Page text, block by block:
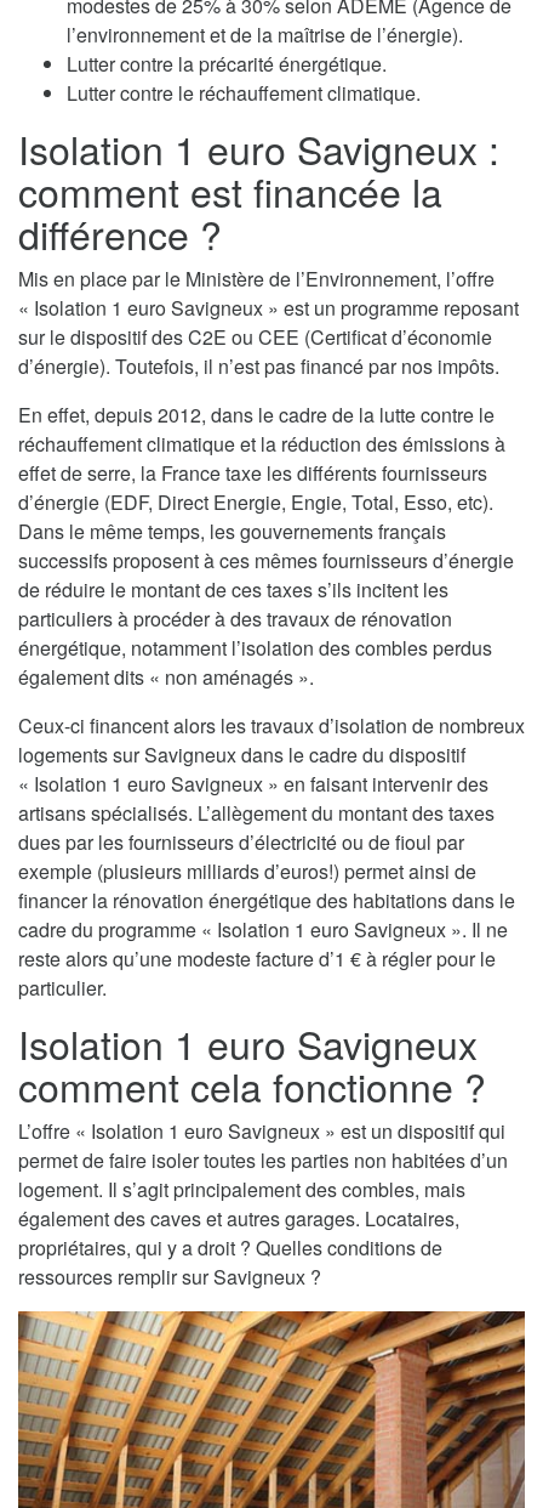
l’environnement et de la maîtrise de l’énergie).
Lutter contre la précarité énergétique.
Lutter contre le réchauffement climatique.
Isolation 1 euro Savigneux :
comment est financée la
différence ?
Mis en place par le Ministère de l’Environnement, l’offre
« Isolation 1 euro Savigneux » est un programme reposant
sur le dispositif des C2E ou CEE (Certificat d’économie
d’énergie). Toutefois, il n’est pas financé par nos impôts.
En effet, depuis 2012, dans le cadre de la lutte contre le
réchauffement climatique et la réduction des émissions à
effet de serre, la France taxe les différents fournisseurs
d’énergie (EDF, Direct Energie, Engie, Total, Esso, etc).
Dans le même temps, les gouvernements français
successifs proposent à ces mêmes fournisseurs d’énergie
de réduire le montant de ces taxes s’ils incitent les
particuliers à procéder à des travaux de rénovation
énergétique, notamment l’isolation des combles perdus
également dits « non aménagés ».
Ceux-ci financent alors les travaux d’isolation de nombreux
logements sur Savigneux dans le cadre du dispositif
« Isolation 1 euro Savigneux » en faisant intervenir des
artisans spécialisés. L’allègement du montant des taxes
dues par les fournisseurs d’électricité ou de fioul par
exemple (plusieurs milliards d’euros!) permet ainsi de
financer la rénovation énergétique des habitations dans le
cadre du programme « Isolation 1 euro Savigneux ». Il ne
reste alors qu’une modeste facture d’1 € à régler pour le
particulier.
Isolation 1 euro Savigneux
comment cela fonctionne ?
L’offre « Isolation 1 euro Savigneux » est un dispositif qui
permet de faire isoler toutes les parties non habitées d’un
logement. Il s’agit principalement des combles, mais
également des caves et autres garages. Locataires,
propriétaires, qui y a droit ? Quelles conditions de
ressources remplir sur Savigneux ?